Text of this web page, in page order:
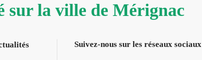
sur la ville de Mérignac
Suivez-nous sur les réseaux sociaux